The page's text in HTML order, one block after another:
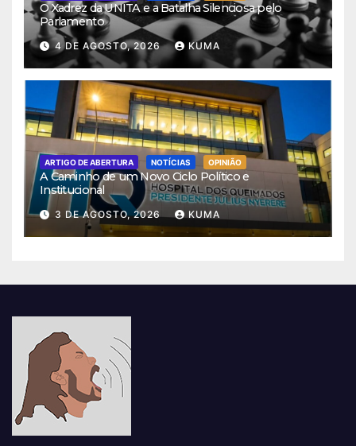
O Xadrez da UNITA e a Batalha Silenciosa pelo
Parlamento
4 DE AGOSTO, 2026 KUMA
ARTIGO DE ABERTURA NOTÍCIAS OPINIÃO
A Caminho de um Novo Ciclo Político e
Institucional
3 DE AGOSTO, 2026 KUMA